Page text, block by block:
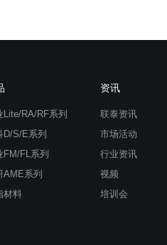
Lite/RA/RF系列
D/S/E系列
FM/FL系列
AME系列
材料
资讯
联泰资讯
市场活动
行业资讯
视频
培训会